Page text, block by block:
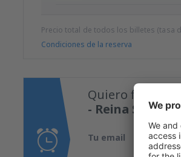
Precio total de todos los billetes (tasa
Condiciones de la reserva
Quiero fijar una
- Reina Sofiaa
Tu email